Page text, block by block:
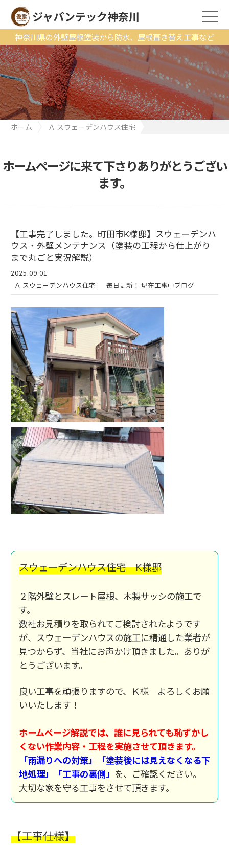
神奈川県の外壁屋根塗装から防水、屋根葺き替え工事など
ジャパンテック神奈川
ホーム
Ａ スウェーデンハウス住宅
ホームページに来て下さりありがとうござい
ます。
【工事完了しました。町田市K様邸】スウェーデンハ
ウス・外壁メンテナンス（塗装の工程から仕上がり
まで丸ごと実況解説）
2025.09.01
Ａ スウェーデンハウス住宅
毎日更新！ 現在工事中ブログ
スウェーデンハウス住宅 K様邸
２階外壁とスレート屋根、木製サッシの施工で
す。
数社お見積りを取られてご検討されたようです
が、スウェーデンハウスの施工に精通した業者が
見つからず、当社にお声かけ頂きました。ありが
とうございます。
良い工事を頑張りますので、Ｋ様 よろしくお願
いいたします！
ホームページ解説では、誰に見られても恥ずかし
くない作業内容・工程を実施させて頂きます。
「雨漏りへの対策」「塗装後には見えなくなる下
地処理」「工事の裏側」 を、ご確認ください。
大切な家を守る工事をさせて頂きます。
【工事仕様】